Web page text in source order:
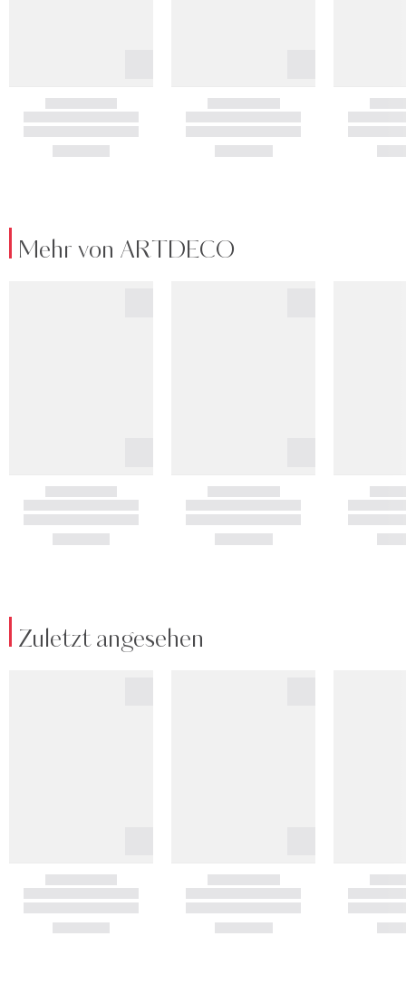
Mehr von ARTDECO
Zuletzt angesehen